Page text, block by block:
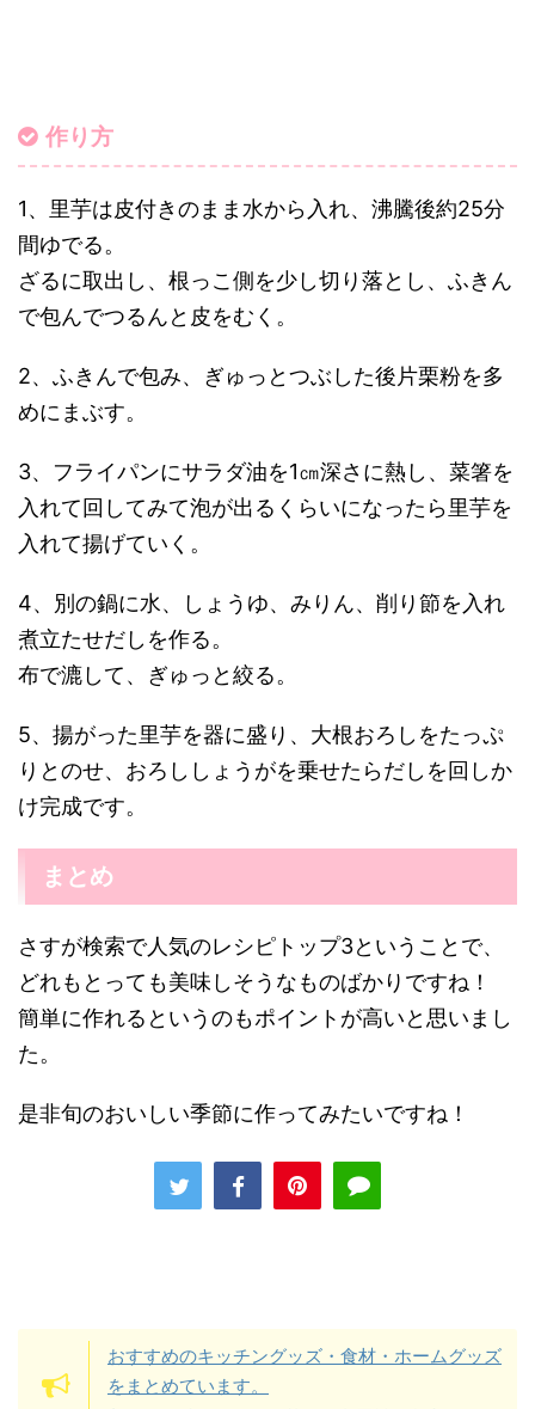
作り方
1、里芋は皮付きのまま水から入れ、沸騰後約25分
間ゆでる。
ざるに取出し、根っこ側を少し切り落とし、ふきん
で包んでつるんと皮をむく。
2、ふきんで包み、ぎゅっとつぶした後片栗粉を多
めにまぶす。
3、フライパンにサラダ油を1㎝深さに熱し、菜箸を
入れて回してみて泡が出るくらいになったら里芋を
入れて揚げていく。
4、別の鍋に水、しょうゆ、みりん、削り節を入れ
煮立たせだしを作る。
布で漉して、ぎゅっと絞る。
5、揚がった里芋を器に盛り、大根おろしをたっぷ
りとのせ、おろししょうがを乗せたらだしを回しか
け完成です。
まとめ
さすが検索で人気のレシピトップ3ということで、
どれもとっても美味しそうなものばかりですね！
簡単に作れるというのもポイントが高いと思いまし
た。
是非旬のおいしい季節に作ってみたいですね！
おすすめのキッチングッズ・食材・ホームグッズ
をまとめています。